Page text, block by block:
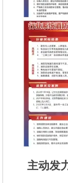
主动发